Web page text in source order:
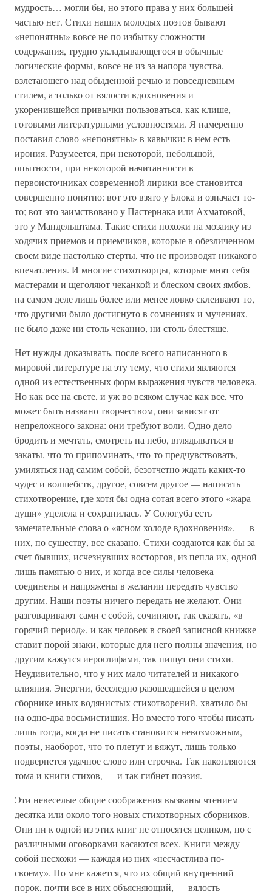
мудрость… могли бы, но этого права у них большей
частью нет. Стихи наших молодых поэтов бывают
«непонятны» вовсе не по избытку сложности
содержания, трудно укладывающегося в обычные
логические формы, вовсе не из-за напора чувства,
взлетающего над обыденной речью и повседневным
стилем, а только от вялости вдохновения и
укоренившейся привычки пользоваться, как клише,
готовыми литературными условностями. Я намеренно
поставил слово «непонятны» в кавычки: в нем есть
ирония. Разумеется, при некоторой, небольшой,
опытности, при некоторой начитанности в
первоисточниках современной лирики все становится
совершенно понятно: вот это взято у Блока и означает то-
то; вот это заимствовано у Пастернака или Ахматовой,
это у Мандельштама. Такие стихи похожи на мозаику из
ходячих приемов и приемчиков, которые в обезличенном
своем виде настолько стерты, что не производят никакого
впечатления. И многие стихотворцы, которые мнят себя
мастерами и щеголяют чеканкой и блеском своих ямбов,
на самом деле лишь более или менее ловко склеивают то,
что другими было достигнуто в сомнениях и мучениях,
не было даже ни столь чеканно, ни столь блестяще.
Нет нужды доказывать, после всего написанного в
мировой литературе на эту тему, что стихи являются
одной из естественных форм выражения чувств человека.
Но как все на свете, и уж во всяком случае как все, что
может быть названо творчеством, они зависят от
непреложного закона: они требуют воли. Одно дело —
бродить и мечтать, смотреть на небо, вглядываться в
закаты, что-то припоминать, что-то предчувствовать,
умиляться над самим собой, безотчетно ждать каких-то
чудес и волшебств, другое, совсем другое — написать
стихотворение, где хотя бы одна сотая всего этого «жара
души» уцелела и сохранилась. У Сологуба есть
замечательные слова о «ясном холоде вдохновения», — в
них, по существу, все сказано. Стихи создаются как бы за
счет бывших, исчезнувших восторгов, из пепла их, одной
лишь памятью о них, и когда все силы человека
соединены и напряжены в желании передать чувство
другим. Наши поэты ничего передать не желают. Они
разговаривают сами с собой, сочиняют, так сказать, «в
горячий период», и как человек в своей записной книжке
ставит порой знаки, которые для него полны значения, но
другим кажутся иероглифами, так пишут они стихи.
Неудивительно, что у них мало читателей и никакого
влияния. Энергии, бесследно разошедшейся в целом
сборнике иных водянистых стихотворений, хватило бы
на одно-два восьмистишия. Но вместо того чтобы писать
лишь тогда, когда не писать становится невозможным,
поэты, наоборот, что-то плетут и вяжут, лишь только
подвернется удачное слово или строчка. Так накопляются
тома и книги стихов, — и так гибнет поэзия.
Эти невеселые общие соображения вызваны чтением
десятка или около того новых стихотворных сборников.
Они ни к одной из этих книг не относятся целиком, но с
различными оговорками касаются всех. Книги между
собой несхожи — каждая из них «несчастлива по-
своему». Но мне кажется, что их общий внутренний
порок, почти все в них объясняющий, — вялость